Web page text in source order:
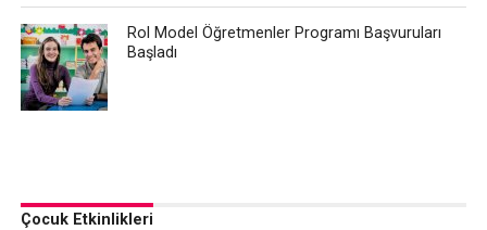
Rol Model Öğretmenler Programı Başvuruları
Başladı
Çocuk Etkinlikleri